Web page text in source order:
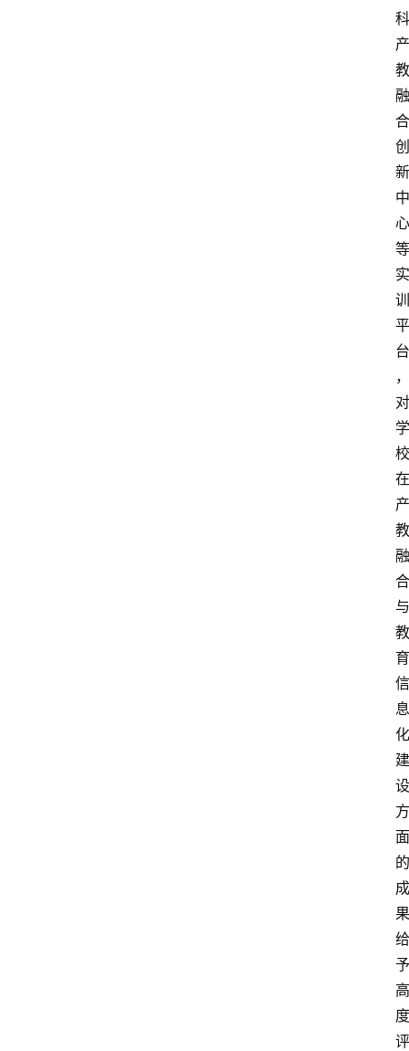
科
产
教
融
合
创
新
中
心
等
实
训
平
台
，
对
学
校
在
产
教
融
合
与
教
育
信
息
化
建
设
方
面
的
成
果
给
予
高
度
评